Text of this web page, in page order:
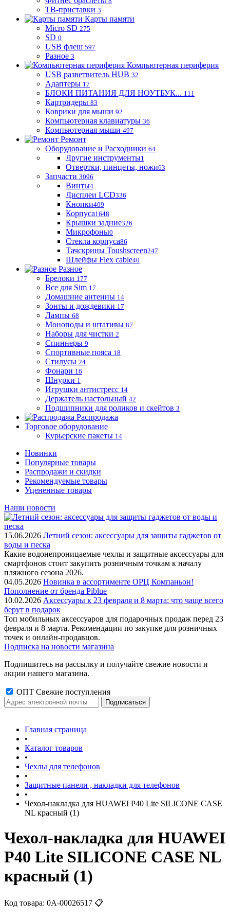
ТВ-приставки 3
Карты памяти
Micro SD 275
SD 0
USB флеш 597
Разное 3
Компьютерная периферия
USB разветвитель HUB 32
Адаптеры 17
БЛОКИ ПИТАНИЯ ДЛЯ НОУТБУК... 111
Картридеры 83
Коврики для мыши 92
Компьютерная клавиатуры 36
Компьютерная мыши 497
Ремонт
Оборудование и Расходники 64
Другие инструменты1
Отвертки, пинцеты, ножи63
Запчасти 3096
Винты4
Дисплеи LCD336
Кнопки409
Корпуса1648
Крышки задние326
Микрофоны0
Стекла корпуса86
Тачскрины Toushscreen247
Шлейфы Flex cable40
Разное
Брелоки 177
Все для Sim 17
Домашние антенны 14
Зонты и дождевики 17
Лампы 68
Моноподы и штативы 87
Наборы для чистки 2
Спиннеры 9
Спортивные пояса 18
Стилусы 24
Фонари 16
Шнурки 1
Игрушки антистресс 14
Держатель настольный 42
Подшипники для роликов и скейтов 3
Распродажа
Торговое оборудование
Курьерские пакеты 14
Новинки
Популярные товары
Распродажи и скидки
Рекомендуемые товары
Уцененные товары
Наши новости
15.06.2026 Летний сезон: аксессуары для защиты гаджетов от
воды и песка
Какие водонепроницаемые чехлы и защитные аксессуары для
смартфонов стоит закупить розничным точкам к началу
пляжного сезона 2026.
04.05.2026 Новинка в ассортименте OРЦ Компаньон!
Пополнение от бренда Piblue
10.02.2026 Аксессуары к 23 февраля и 8 марта: что чаще всего
берут в подарок
Топ мобильных аксессуаров для подарочных продаж перед 23
февраля и 8 марта. Рекомендации по закупке для розничных
точек и онлайн-продавцов.
Подписка на новости магазина
Подпишитесь на рассылку и получайте свежие новости и
акции нашего магазина.
ОПТ Свежие поступления
Главная страница
•
Каталог товаров
•
Чехлы для телефонов
•
Защитные панели , накладки для телефонов
•
Чехол-накладка для HUAWEI P40 Lite SILICONE CASE
NL красный (1)
Чехол-накладка для HUAWEI
P40 Lite SILICONE CASE NL
красный (1)
Код товара: 0А-00026517 📋